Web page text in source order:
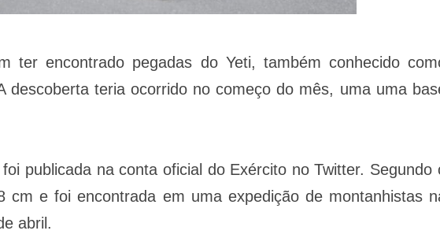
ter encontrado pegadas do Yeti, também conhecido
descoberta teria ocorrido no começo do mês, uma uma
publicada na conta oficial do Exército no Twitter. Segundo
cm e foi encontrada em uma expedição de montanhistas
abril.